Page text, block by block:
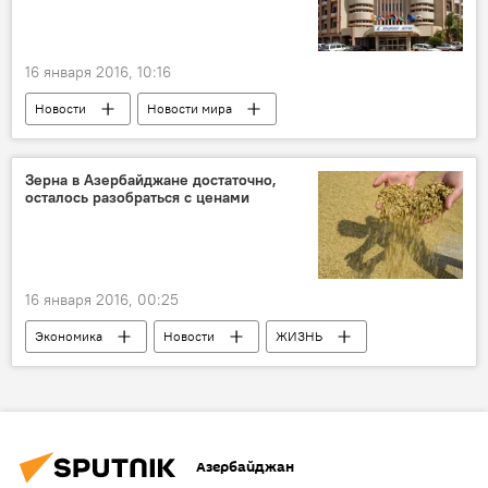
16 января 2016, 10:16
Новости Новости мира
Зерна в Азербайджане достаточно,
осталось разобраться с ценами
16 января 2016, 00:25
Экономика Новости
ЖИЗНЬ
Вахид Магеррамов
Зульфугар Мамедов
Азербайджан